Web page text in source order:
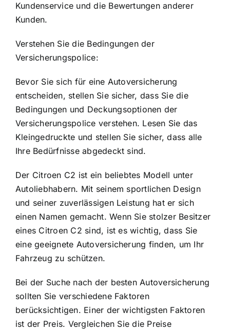
Kundenservice und die Bewertungen anderer
Kunden.
Verstehen Sie die Bedingungen der
Versicherungspolice:
Bevor Sie sich für eine Autoversicherung
entscheiden, stellen Sie sicher, dass Sie die
Bedingungen und Deckungsoptionen der
Versicherungspolice verstehen. Lesen Sie das
Kleingedruckte und stellen Sie sicher, dass alle
Ihre Bedürfnisse abgedeckt sind.
Der Citroen C2 ist ein beliebtes Modell unter
Autoliebhabern. Mit seinem sportlichen Design
und seiner zuverlässigen Leistung hat er sich
einen Namen gemacht. Wenn Sie stolzer Besitzer
eines Citroen C2 sind, ist es wichtig, dass Sie
eine geeignete Autoversicherung finden, um Ihr
Fahrzeug zu schützen.
Bei der Suche nach der besten Autoversicherung
sollten Sie verschiedene Faktoren
berücksichtigen. Einer der wichtigsten Faktoren
ist der Preis. Vergleichen Sie die Preise